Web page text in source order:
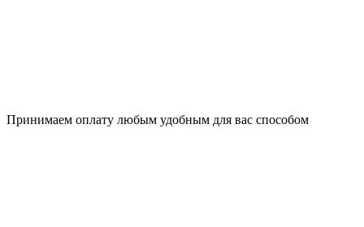
Принимаем оплату любым удобным для вас способом